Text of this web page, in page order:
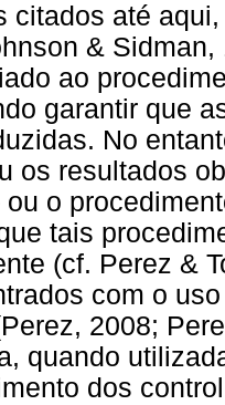
citados até
&
ao
garantir que
No
os resultados
o
tais
(cf. Perez &
com o
2008;
quando
dos